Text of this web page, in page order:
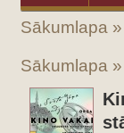
Sākumlapa »
Sākumlapa